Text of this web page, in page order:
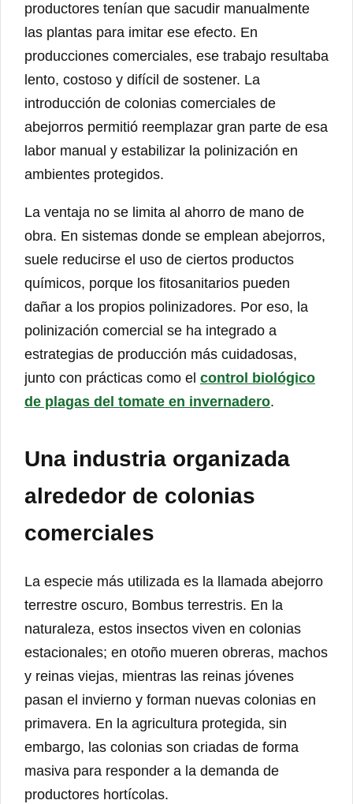
productores tenían que sacudir manualmente
las plantas para imitar ese efecto. En
producciones comerciales, ese trabajo resultaba
lento, costoso y difícil de sostener. La
introducción de colonias comerciales de
abejorros permitió reemplazar gran parte de esa
labor manual y estabilizar la polinización en
ambientes protegidos.
La ventaja no se limita al ahorro de mano de
obra. En sistemas donde se emplean abejorros,
suele reducirse el uso de ciertos productos
químicos, porque los fitosanitarios pueden
dañar a los propios polinizadores. Por eso, la
polinización comercial se ha integrado a
estrategias de producción más cuidadosas,
junto con prácticas como el control biológico
de plagas del tomate en invernadero.
Una industria organizada
alrededor de colonias
comerciales
La especie más utilizada es la llamada abejorro
terrestre oscuro, Bombus terrestris. En la
naturaleza, estos insectos viven en colonias
estacionales; en otoño mueren obreras, machos
y reinas viejas, mientras las reinas jóvenes
pasan el invierno y forman nuevas colonias en
primavera. En la agricultura protegida, sin
embargo, las colonias son criadas de forma
masiva para responder a la demanda de
productores hortícolas.